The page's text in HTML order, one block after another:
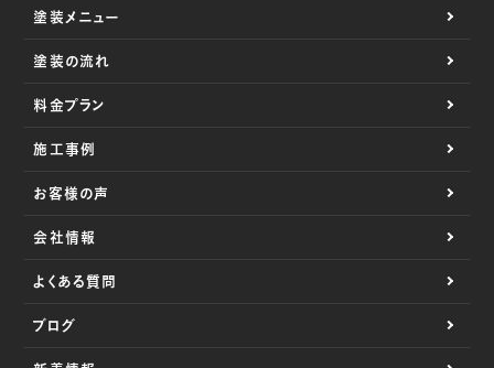
塗装メニュー
塗装の流れ
料金プラン
施工事例
お客様の声
会社情報
よくある質問
ブログ